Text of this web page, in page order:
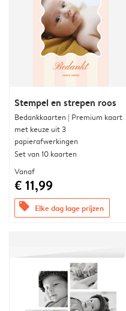
Stempel en strepen roos
Bedankkaarten | Premium kaart
met keuze uit 3
papierafwerkingen
Set van 10 kaarten
Vanaf
€ 11,99
offers Elke dag lage prijzen